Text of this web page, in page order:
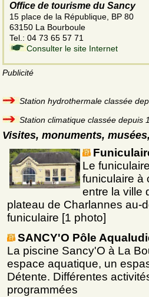
Office de tourisme du Sancy
15 place de la République, BP 80
63150 La Bourboule
Tel.: 04 73 65 57 71
Consulter le site Internet
Publicité
Station hydrothermale classée
Station climatique classée depuis
Visites, monuments,
Le
funiculaire à
entre la ville
plateau de Charlannes au-
funiculaire [1 photo]
SANCY'O Pôle
La piscine Sancy'O à La
espace aquatique, un
Détente. Différentes
programmées